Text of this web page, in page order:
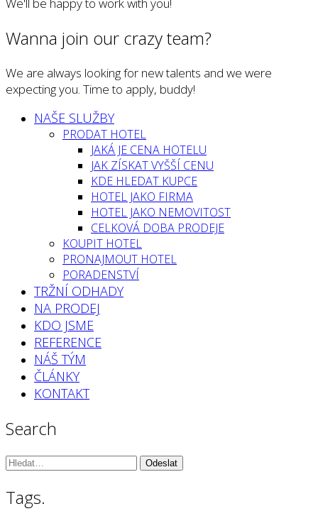
Wanna join our crazy team?
We are always looking for new talents and we were
expecting you. Time to apply, buddy!
NAŠE SLUŽBY
PRODAT HOTEL
JAKÁ JE CENA HOTELU
JAK ZÍSKAT VYŠŠÍ CENU
KDE HLEDAT KUPCE
HOTEL JAKO FIRMA
HOTEL JAKO NEMOVITOST
CELKOVÁ DOBA PRODEJE
KOUPIT HOTEL
PRONAJMOUT HOTEL
PORADENSTVÍ
TRŽNÍ ODHADY
NA PRODEJ
KDO JSME
REFERENCE
NÁŠ TÝM
ČLÁNKY
KONTAKT
Search
Vyhledávání:
Tags.